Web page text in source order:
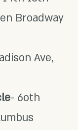
Broadway
Ave,
- 6oth